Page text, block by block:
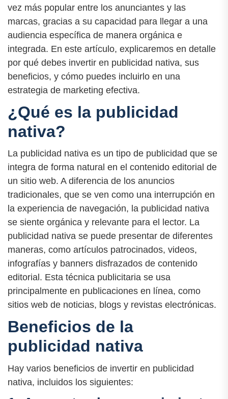
vez más popular entre los anunciantes y las
marcas, gracias a su capacidad para llegar a una
audiencia específica de manera orgánica e
integrada. En este artículo, explicaremos en detalle
por qué debes invertir en publicidad nativa, sus
beneficios, y cómo puedes incluirlo en una
estrategia de marketing efectiva.
¿Qué es la publicidad
nativa?
La publicidad nativa es un tipo de publicidad que se
integra de forma natural en el contenido editorial de
un sitio web. A diferencia de los anuncios
tradicionales, que se ven como una interrupción en
la experiencia de navegación, la publicidad nativa
se siente orgánica y relevante para el lector. La
publicidad nativa se puede presentar de diferentes
maneras, como artículos patrocinados, videos,
infografías y banners disfrazados de contenido
editorial. Esta técnica publicitaria se usa
principalmente en publicaciones en línea, como
sitios web de noticias, blogs y revistas electrónicas.
Beneficios de la
publicidad nativa
Hay varios beneficios de invertir en publicidad
nativa, incluidos los siguientes: